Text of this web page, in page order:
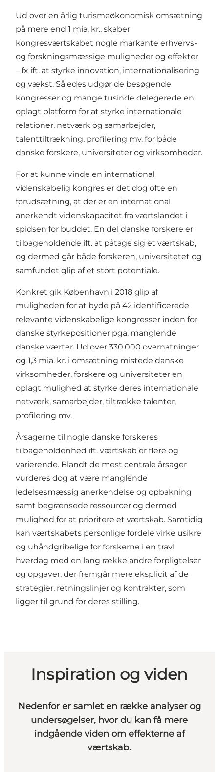
Ud over en årlig turismeøkonomisk omsætning
på mere end 1 mia. kr., skaber
kongresværtskabet nogle markante erhvervs-
og forskningsmæssige muligheder og effekter
– fx ift. at styrke innovation, internationalisering
og vækst. Således udgør de besøgende
kongresser og mange tusinde delegerede en
oplagt platform for at styrke internationale
relationer, netværk og samarbejder,
talenttiltrækning, profilering mv. for både
danske forskere, universiteter og virksomheder.
For at kunne vinde en international
videnskabelig kongres er det dog ofte en
forudsætning, at der er en international
anerkendt videnskapacitet fra værtslandet i
spidsen for buddet. En del danske forskere er
tilbageholdende ift. at påtage sig et værtskab,
og dermed går både forskeren, universitetet og
samfundet glip af et stort potentiale.
Konkret gik København i 2018 glip af
muligheden for at byde på 42 identificerede
relevante videnskabelige kongresser inden for
danske styrkepositioner pga. manglende
danske værter. Ud over 330.000 overnatninger
og 1,3 mia. kr. i omsætning mistede danske
virksomheder, forskere og universiteter en
oplagt mulighed at styrke deres internationale
netværk, samarbejder, tiltrække talenter,
profilering mv.
Årsagerne til nogle danske forskeres
tilbageholdenhed ift. værtskab er flere og
varierende. Blandt de mest centrale årsager
vurderes dog at være manglende
ledelsesmæssig anerkendelse og opbakning
samt begrænsede ressourcer og dermed
mulighed for at prioritere et værtskab. Samtidig
kan værtskabets personlige fordele virke usikre
og uhåndgribelige for forskerne i en travl
hverdag med en lang række andre forpligtelser
og opgaver, der fremgår mere eksplicit af de
strategier, retningslinjer og kontrakter, som
ligger til grund for deres stilling.
Inspiration og viden
Nedenfor er samlet en række analyser og
undersøgelser, hvor du kan få mere
indgående viden om effekterne af
værtskab.